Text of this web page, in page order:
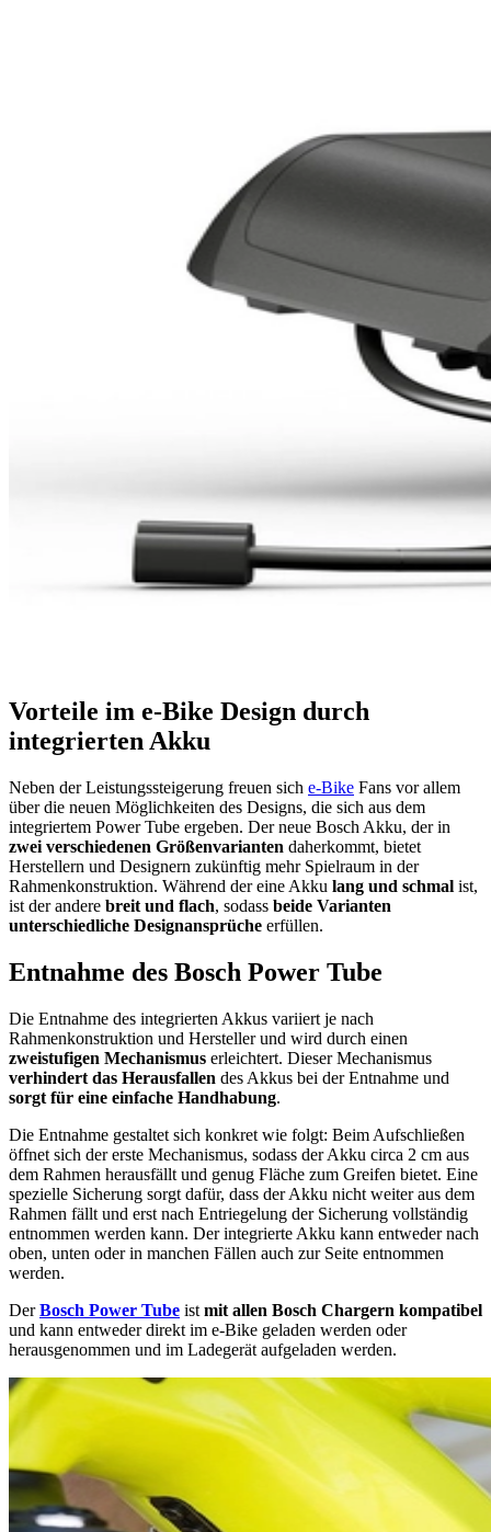
Vorteile im e-Bike Design durch
integrierten Akku
Neben der Leistungssteigerung freuen sich e-Bike Fans vor allem
über die neuen Möglichkeiten des Designs, die sich aus dem
integriertem Power Tube ergeben. Der neue Bosch Akku, der in
zwei verschiedenen Größenvarianten daherkommt, bietet
Herstellern und Designern zukünftig mehr Spielraum in der
Rahmenkonstruktion. Während der eine Akku lang und schmal ist,
ist der andere breit und flach, sodass beide Varianten
unterschiedliche Designansprüche erfüllen.
Entnahme des Bosch Power Tube
Die Entnahme des integrierten Akkus variiert je nach
Rahmenkonstruktion und Hersteller und wird durch einen
zweistufigen Mechanismus erleichtert. Dieser Mechanismus
verhindert das Herausfallen des Akkus bei der Entnahme und
sorgt für eine einfache Handhabung.
Die Entnahme gestaltet sich konkret wie folgt: Beim Aufschließen
öffnet sich der erste Mechanismus, sodass der Akku circa 2 cm aus
dem Rahmen herausfällt und genug Fläche zum Greifen bietet. Eine
spezielle Sicherung sorgt dafür, dass der Akku nicht weiter aus dem
Rahmen fällt und erst nach Entriegelung der Sicherung vollständig
entnommen werden kann. Der integrierte Akku kann entweder nach
oben, unten oder in manchen Fällen auch zur Seite entnommen
werden.
DerBosch Power Tube ist mit allen Bosch Chargern kompatibel
und kann entweder direkt im e-Bike geladen werden oder
herausgenommen und im Ladegerät aufgeladen werden.